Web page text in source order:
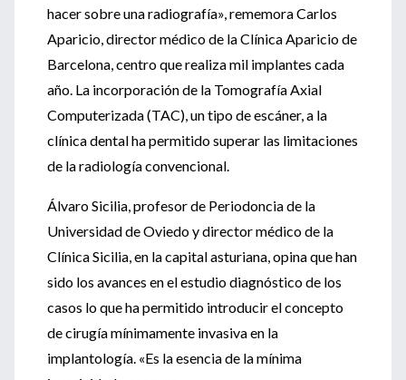
hacer sobre una radiografía», rememora Carlos
Aparicio, director médico de la Clínica Aparicio de
Barcelona, centro que realiza mil implantes cada
año. La incorporación de la Tomografía Axial
Computerizada (TAC), un tipo de escáner, a la
clínica dental ha permitido superar las limitaciones
de la radiología convencional.
Álvaro Sicilia, profesor de Periodoncia de la
Universidad de Oviedo y director médico de la
Clínica Sicilia, en la capital asturiana, opina que han
sido los avances en el estudio diagnóstico de los
casos lo que ha permitido introducir el concepto
de cirugía mínimamente invasiva en la
implantología. «Es la esencia de la mínima